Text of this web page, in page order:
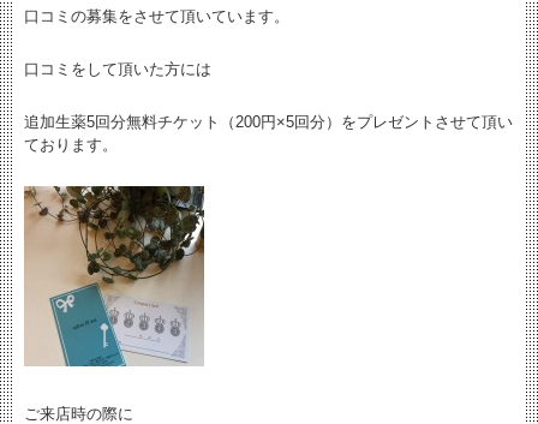
口コミの募集をさせて頂いています。
口コミをして頂いた方には
追加生薬5回分無料チケット（200円×5回分）をプレゼントさせて頂い
ております。
ご来店時の際に